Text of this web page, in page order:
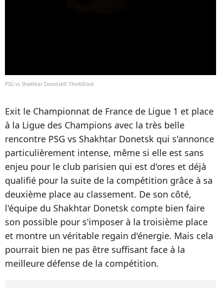
PSG vs Shakhtar Donetsk© ThinkStock
Exit le Championnat de France de Ligue 1 et place
à la Ligue des Champions avec la très belle
rencontre PSG vs Shakhtar Donetsk qui s'annonce
particulièrement intense, même si elle est sans
enjeu pour le club parisien qui est d'ores et déjà
qualifié pour la suite de la compétition grâce à sa
deuxième place au classement. De son côté,
l'équipe du Shakhtar Donetsk compte bien faire
son possible pour s'imposer à la troisième place
et montre un véritable regain d'énergie. Mais cela
pourrait bien ne pas être suffisant face à la
meilleure défense de la compétition.